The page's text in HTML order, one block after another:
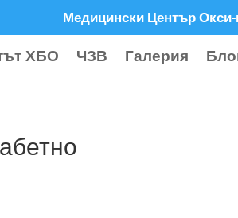
Медицински Център Окси-
ХБО ЧЗВ Галерия